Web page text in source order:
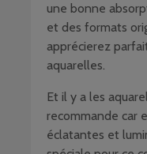
une bonne
et des formats
apprécierez
aquarelles.
Et il y a les
recommande car
éclatantes et